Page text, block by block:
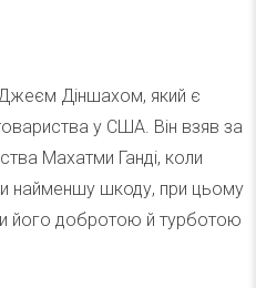
Діншахом, який є
у США. Він взяв за
Махатми Ганді, коли
найменшу шкоду, при цьому
його добротою й турботою